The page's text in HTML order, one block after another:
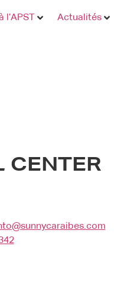
l’APST Actualités
CENTER